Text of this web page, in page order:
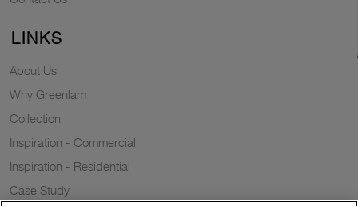
LINKS
About Us
Why Greenlam
Collection
Inspiration - Commercial
Inspiration - Residential
Case Study